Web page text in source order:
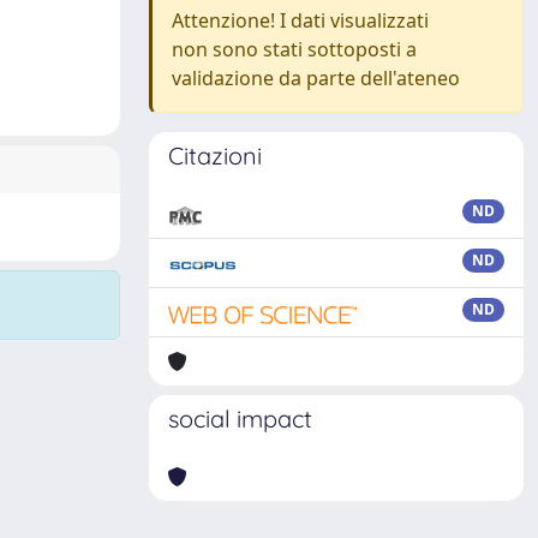
Attenzione! I dati visualizzati
non sono stati sottoposti a
validazione da parte dell'ateneo
Citazioni
ND
ND
ND
social impact